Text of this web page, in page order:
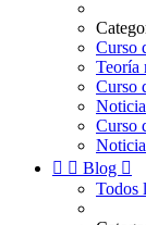
Curso
Teoría
Curso
Curso
  Blog 
Todos